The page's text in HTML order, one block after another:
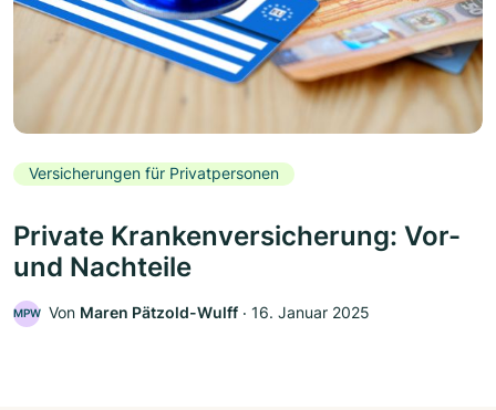
Versicherungen für Privatpersonen
Private Krankenversicherung: Vor-
und Nachteile
MPW Von Maren Pätzold-Wulff ‧ 16. Januar 2025